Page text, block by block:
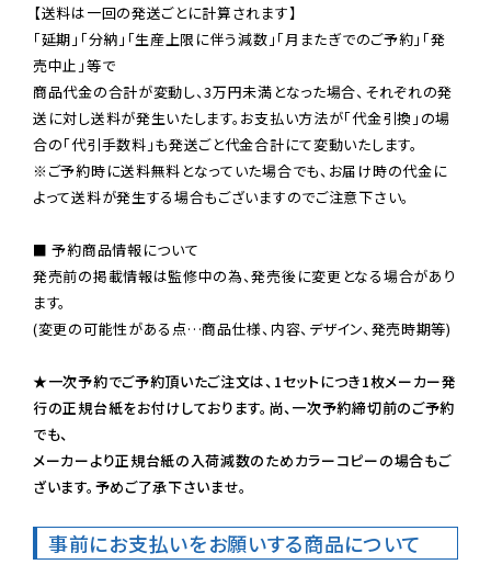
【送料は一回の発送ごとに計算されます】
「延期」「分納」「生産上限に伴う減数」「月またぎでのご予約」「発
売中止」等で
商品代金の合計が変動し、3万円未満となった場合、それぞれの発
送に対し送料が発生いたします。お支払い方法が「代金引換」の場
※ご予約時に送料無料となっていた場合でも、お届け時の代金に
よって送料が発生する場合もございますのでご注意下さい。
■ 予約商品情報について
発売前の掲載情報は監修中の為、発売後に変更となる場合があり
ます。
(変更の可能性がある点…商品仕様、内容、デザイン、発売時期等)
★一次予約でご予約頂いたご注文は、1セットにつき1枚メーカー発
行の正規台紙をお付けしております。尚、一次予約締切前のご予約
でも、
メーカーより正規台紙の入荷減数のためカラーコピーの場合もご
ざいます。予めご了承下さいませ。
事前にお支払いをお願いする商品について